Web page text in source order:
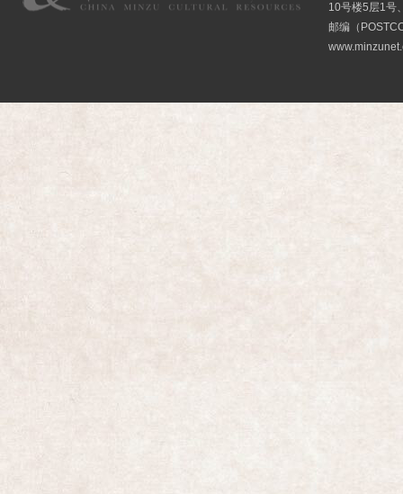
10号楼5层1号
邮编（